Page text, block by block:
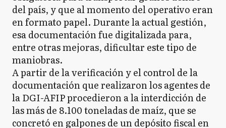
del país, y que al momento del operativo eran
en formato papel. Durante la actual gestión,
esa documentación fue digitalizada para,
entre otras mejoras, dificultar este tipo de
maniobras.
A partir de la verificación y el control de la
documentación que realizaron los agentes de
la DGI-AFIP procedieron a la interdicción de
las más de 8.100 toneladas de maíz, que se
concretó en galpones de un depósito fiscal en